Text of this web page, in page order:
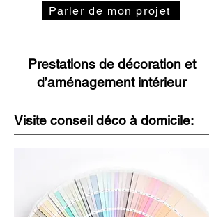
Parler de mon projet
Prestations de décoration et
d’aménagement intérieur
​Visite conseil déco à domicile: